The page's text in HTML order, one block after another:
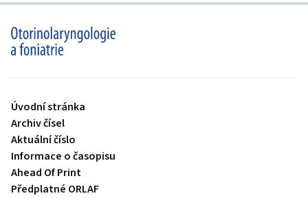
proLékaře.cz
Úvodní stránka
Archiv čísel
Aktuální číslo
Informace o časopisu
Ahead Of Print
Předplatné ORLAF